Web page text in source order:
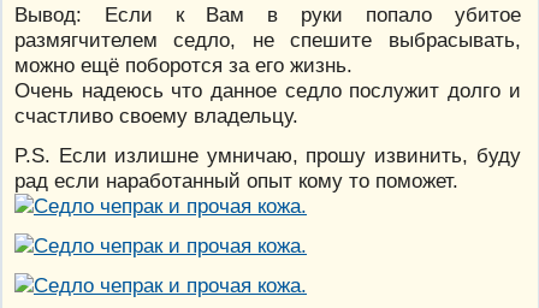
Вывод: Если к Вам в руки попало убитое
размягчителем седло, не спешите выбрасывать,
можно ещё поборотся за его жизнь.
Очень надеюсь что данное седло послужит долго и
счастливо своему владельцу.
P.S. Если излишне умничаю, прошу извинить, буду
рад если наработанный опыт кому то поможет.